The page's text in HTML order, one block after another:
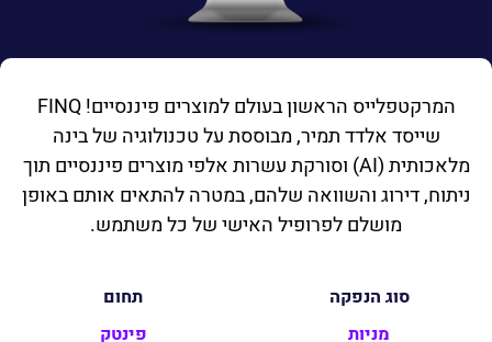
המרקטפלייס הראשון בעולם למוצרים פיננסיים! FINQ
שייסד אלדד תמיר, מבוססת על טכנולוגיה של בינה
מלאכותית (AI) וסורקת עשרות אלפי מוצרים פיננסיים תוך
ניתוח, דירוג והשוואה שלהם, במטרה להתאים אותם באופן
מושלם לפרופיל האישי של כל משתמש.
סוג הנפקה
מניות
תחום
פינטק